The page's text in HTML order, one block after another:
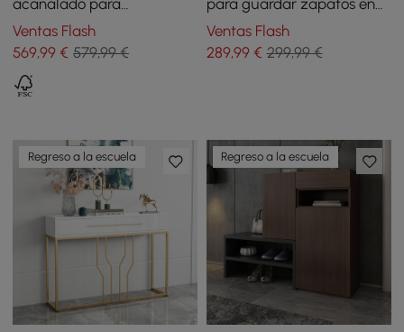
almacenamiento de
zapatos, chapado en
madera de fresno
Ventas Flash
569,99 € 579,99 €
la entrada, color marrón
(1020 mm)
Ventas Flash
289,99€ 299,99 €
Regreso a la escuela Regreso a la escuela